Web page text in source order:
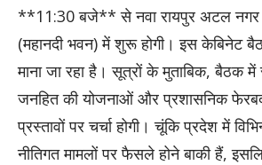
**11:30 बजे** से नवा रायपुर अटल नगर
(महानदी भवन) में शुरू होगी। इस केबिनेट
माना जा रहा है। सूत्रों के मुताबिक, बैठक में
जनहित की योजनाओं और प्रशासनिक
प्रस्तावों पर चर्चा होगी। चूंकि प्रदेश में
नीतिगत मामलों पर फैसले होने बाकी हैं,